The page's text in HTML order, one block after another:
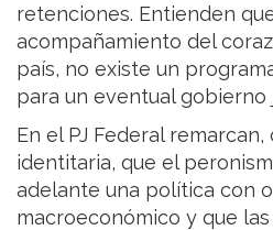
retenciones. Entienden
acompañamiento del
país, no existe un
para un eventual gobierno
En el PJ Federal
identitaria, que el
adelante una política con
macroeconómico y que las